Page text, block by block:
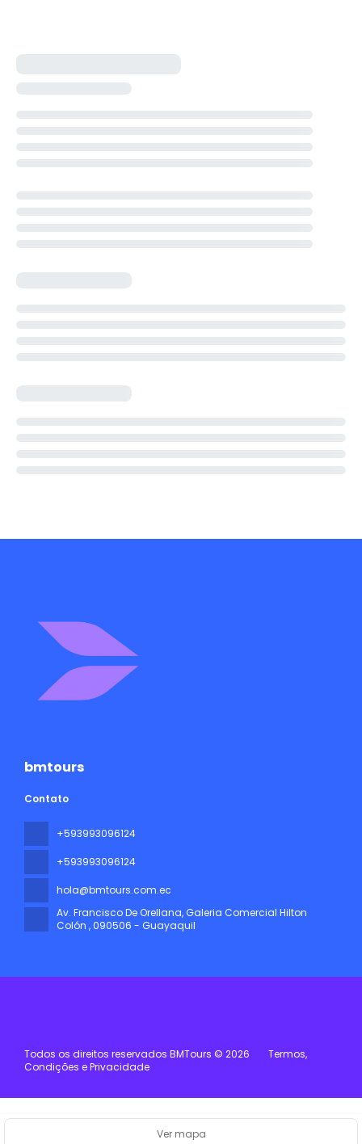
Ver mapa
bmtours
Contato
+593993096124
+593993096124
hola@bmtours.com.ec
Av. Francisco De Orellana, Galeria Comercial Hilton
Colón , 090506 - Guayaquil
Todos os direitos reservados BMTours © 2026
Termos,
Condições e Privacidade